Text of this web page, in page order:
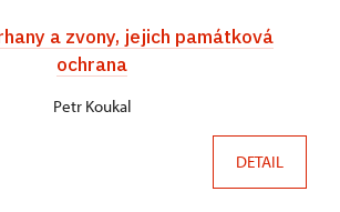
a zvony, jejich památková
ochrana
Petr Koukal
DETAIL